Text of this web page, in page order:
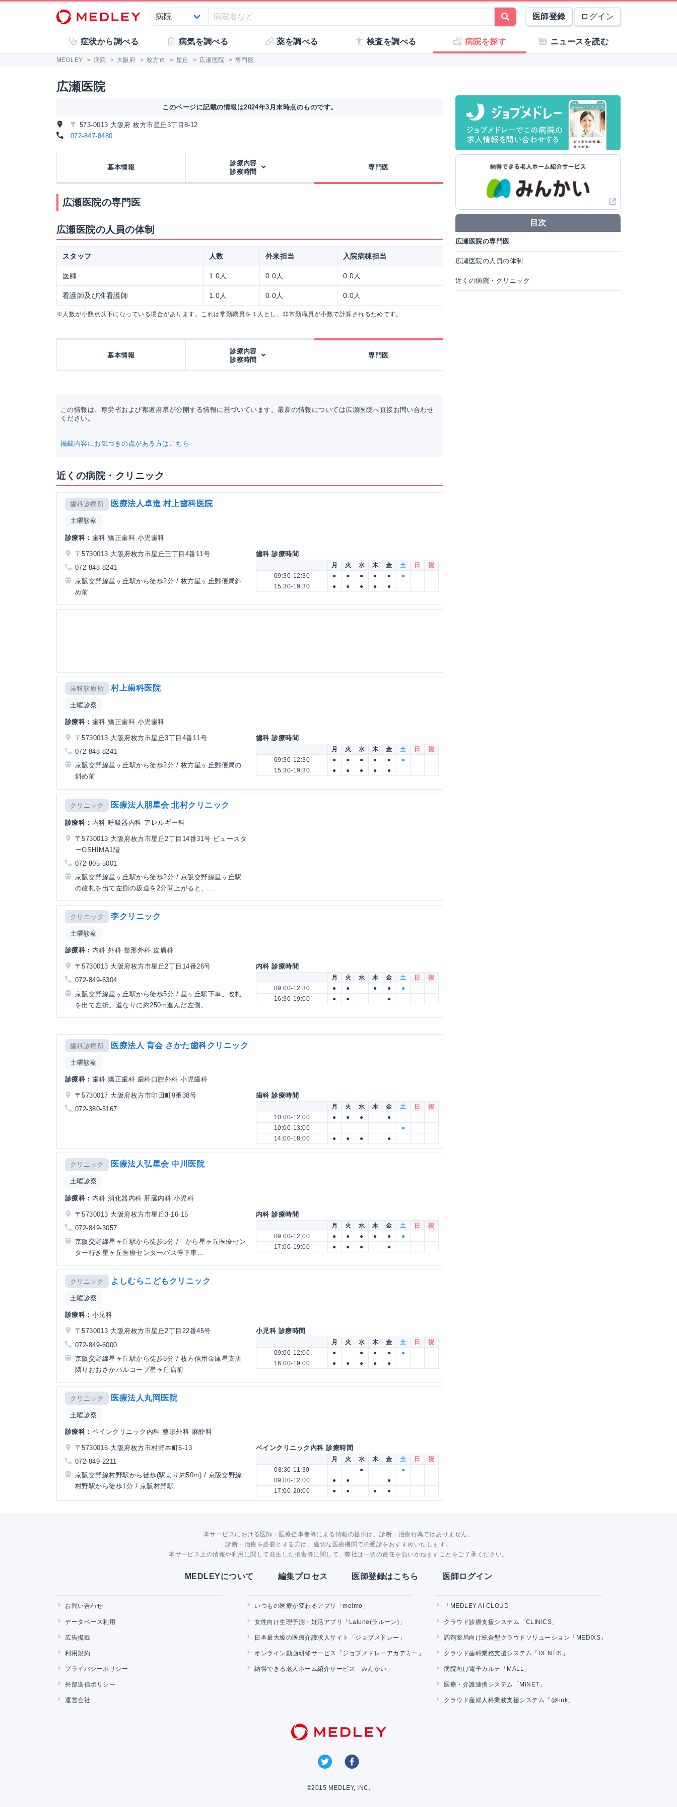
医師登録 ログイン
症状から調べる 病気を調べる 薬を調べる 検査を調べる 病院を探す ニュースを読む
MEDLEY > 病院 > 大阪府 > 枚方市 > 星丘 > 広瀬医院 > 専門医
広瀬医院
このページに記載の情報は2024年3月末時点のものです。
〒 573-0013 大阪府 枚方市星丘3丁目8-12
072-847-8480
基本情報
診療内容
診察時間
専門医
広瀬医院の専門医
広瀬医院の人員の体制
スタッフ 人数 外来担当 入院病棟担当
医師 1.0人 0.0人 0.0人
看護師及び准看護師 1.0人 0.0人 0.0人
※人数が小数点以下になっている場合があります。これは常勤職員を１人とし、非常勤職員が小数で計算されるためです。
基本情報
診療内容
診察時間
専門医
この情報は、厚労省および都道府県が公開する情報に基づいています。最新の情報については広瀬医院へ直接お問い合わせ
ください。
掲載内容にお気づきの点がある方はこちら
近くの病院・クリニック
歯科診療所 医療法人卓進 村上歯科医院
土曜診察
診療科： 歯科 矯正歯科 小児歯科
〒5730013 大阪府枚方市星丘三丁目4番11号
072-848-8241
京阪交野線星ヶ丘駅から徒歩2分 / 枚方星ヶ丘郵便局斜
め前
歯科 診療時間
月 火 水 木 金 土 日
祝
09:30-12:30
● ● ● ● ●
●
15:30-19:30
● ● ● ● ●
歯科診療所 村上歯科医院
土曜診察
診療科： 歯科 矯正歯科 小児歯科
〒5730013 大阪府枚方市星丘3丁目4番11号
072-848-8241
京阪交野線星ヶ丘駅から徒歩2分 / 枚方星ヶ丘郵便局の
斜め前
歯科 診療時間
月 火 水 木 金 土 日
祝
09:30-12:30
● ● ● ● ●
●
15:30-19:30
● ● ● ● ●
クリニック 医療法人朋星会 北村クリニック
診療科： 内科 呼吸器内科 アレルギー科
〒5730013 大阪府枚方市星丘2丁目14番31号 ビュースタ
ーOSHIMA1階
072-805-5001
京阪交野線星ヶ丘駅から徒歩2分 / 京阪交野線星ヶ丘駅
の改札を出て左側の坂道を2分間上がると、...
クリニック 李クリニック
土曜診察
診療科： 内科 外科 整形外科 皮膚科
〒5730013 大阪府枚方市星丘2丁目14番26号
072-849-6304
京阪交野線星ヶ丘駅から徒歩5分 / 星ヶ丘駅下車。改札
を出て左折。道なりに約250m進んだ左側。
内科 診療時間
月 火 水 木 金 土 日
祝
09:00-12:30
● ● ● ●
●
16:30-19:00
● ● ●
歯科診療所 医療法人 育会 さかた歯科クリニック
土曜診察
診療科： 歯科 矯正歯科 歯科口腔外科 小児歯科
〒5730017 大阪府枚方市印田町9番38号
072-380-5167
歯科 診療時間
月 火 水 木 金 土 日
祝
10:00-12:00
● ● ●
●
10:00-13:00
●
14:00-18:00
● ● ● ●
クリニック 医療法人弘星会 中川医院
土曜診察
診療科： 内科 消化器内科 肝臓内科 小児科
〒5730013 大阪府枚方市星丘3-16-15
072-849-3057
京阪交野線星ヶ丘駅から徒歩5分 / --から星ヶ丘医療セン
ター行き星ヶ丘医療センターバス停下車...
内科 診療時間
月 火 水 木 金 土 日
祝
09:00-12:00
● ● ● ● ●
●
17:00-19:00
● ● ● ●
クリニック よしむらこどもクリニック
土曜診察
診療科： 小児科
〒5730013 大阪府枚方市星丘2丁目22番45号
072-849-6000
京阪交野線星ヶ丘駅から徒歩8分 / 枚方信用金庫星支店
隣りおおさかパルコープ星ヶ丘店前
小児科 診療時間
月 火 水 木 金 土 日
祝
09:00-12:00
● ● ● ●
●
16:00-19:00
● ● ● ● ●
クリニック 医療法人丸岡医院
土曜診察
診療科： ペインクリニック内科 整形外科 麻酔科
〒5730016 大阪府枚方市村野本町6-13
072-849-2211
京阪交野線村野駅から徒歩(駅より約50m) / 京阪交野線
村野駅から徒歩1分 / 京阪村野駅
ペインクリニック内科 診療時間
月 火 水 木 金 土 日
祝
08:30-11:30
●
●
09:00-12:00
● ●
●
17:00-20:00
● ● ● ●
目次
広瀬医院の専門医
広瀬医院の人員の体制
近くの病院・クリニック
本サービスにおける医師・医療従事者等による情報の提供は、診断・治療行為ではありません。
診断・治療を必要とする方は、適切な医療機関での受診をおすすめいたします。
本サービス上の情報や利用に関して発生した損害等に関して、弊社は一切の責任を負いかねますことをご了承ください。
MEDLEYについて 編集プロセス 医師登録はこちら 医師ログイン
お問い合わせ
データベース利用
広告掲載
利用規約
プライバシーポリシー
外部送信ポリシー
運営会社
いつもの医療が変わるアプリ「melmo」
女性向け生理予測・妊活アプリ「Lalune(ラルーン)」
日本最大級の医療介護求人サイト「ジョブメドレー」
オンライン動画研修サービス「ジョブメドレーアカデミー」
納得できる老人ホーム紹介サービス「みんかい」
「MEDLEY AI CLOUD」
クラウド診療支援システム「CLINICS」
調剤薬局向け統合型クラウドソリューション「MEDIXS」
クラウド歯科業務支援システム「DENTIS」
病院向け電子カルテ「MALL」
医療・介護連携システム「MINET」
クラウド産婦人科業務支援システム「@link」
©2015 MEDLEY, INC.